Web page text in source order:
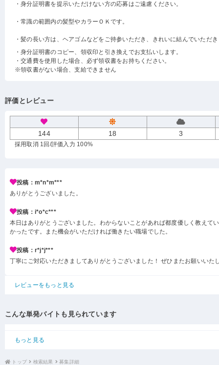
・身分証明書を提示いただけない方の応募はご遠慮ください。
・常識の範囲内の髪型やカラーＯＫです。
・髪の長い方は、ヘアゴムなどをご持参いただき、きれいに結んでいただ
・身分証明書のコピー、領収印と引き換えでお支払いします。
・交通費を使用した場合、必ず領収書をお持ちください。
※領収書がない場合、支給できません
評価とレビュー
144 18 3
採用取消 1回 /評価入力 100%
投稿：m*n*m***
ありがとうございました。
投稿：i*o*c***
本日はありがとうございました。わからないことがあれば都度優しく教えて
かったです。また機会がいただければ働きたい職場でした。
投稿：r*j*j***
丁寧にご対応いただきましてありがとうございました！ ぜひまたお願いいた
レビューをもっと見る
こんな単発バイトも見られています
もっと見る
トップ 検索結果 募集詳細